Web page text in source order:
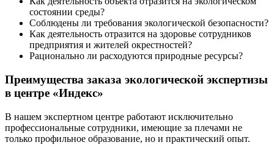
состоянии среды?
Соблюдены ли требования экологической безопасности?
Как деятельность отразится на здоровье сотрудников
предприятия и жителей окрестностей?
Рационально ли расходуются природные ресурсы?
Преимущества заказа экологической экспертизы
в центре «Индекс»
В нашем экспертном центре работают исключительно
профессиональные сотрудники, имеющие за плечами не
только профильное образование, но и практический опыт.